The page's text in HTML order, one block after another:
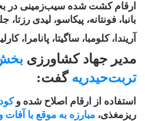
ارقام کشت شده سیب‌زمینی در
بانبا، فونتانه، پیکاسو، لیدی رزتا،
آریندا، کلومبا، ساگیتا، پانامرا،
مدیر جهاد کشاورزی
تربت‌حیدریه گفت:
استفاده از ارقام اصلاح شده و
ریزمغذی، مبارزه به موقع با آفات